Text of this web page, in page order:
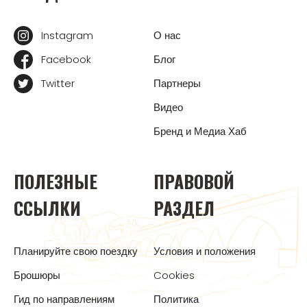
Instagram
Facebook
Twitter
О нас
Блог
Партнеры
Видео
Бренд и Медиа Хаб
ПОЛЕЗНЫЕ
ССЫЛКИ
Планируйте свою поездку
Брошюры
Гид по направлениям
ПРАВОВОЙ
РАЗДЕЛ
Условия и положения
Cookies
Политика